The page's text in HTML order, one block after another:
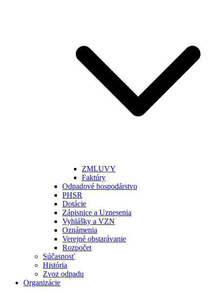
ZMLUVY
Faktúry
Odpadové hospodárstvo
PHSR
Dotácie
Zápisnice a Uznesenia
Vyhlášky a VZN
Oznámenia
Verejné obstarávanie
Rozpočet
Súčasnosť
História
Zvoz odpadu
Organizácie